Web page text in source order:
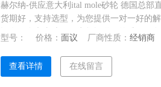
赫尔纳-供应意大利ital mole砂轮 德国总部
货期好，支持选型，为您提供一对一好的
设有10个办事处，可为您提供好的维修服
型号： 价格： 面议 厂商性质：经销商
查看详情 在线留言